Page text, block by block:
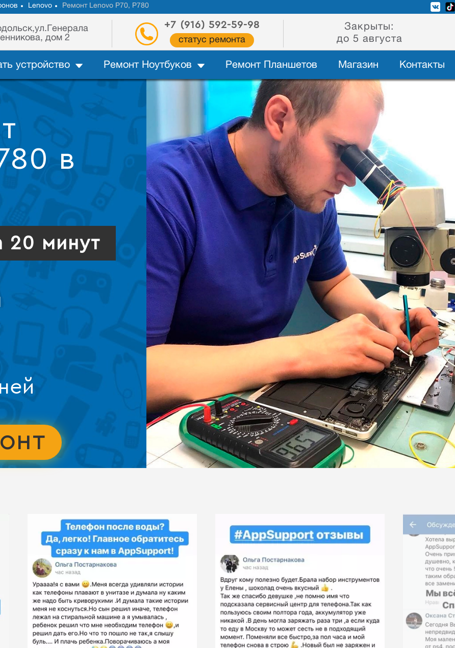
Lenovo Ремонт Lenovo P70, P780
дом 2
+7 (916) 592-59-98
статус ремонта
Закрыты:
до 5 августа
устройство Ремонт Ноутбуков Ремонт Планшетов Магазин Контакты
в
20 минут